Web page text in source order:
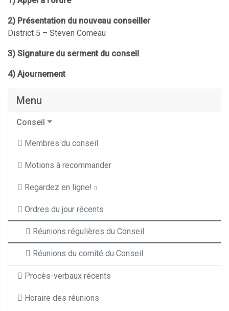
2) Présentation du nouveau conseiller
District 5 – Steven Comeau
3) Signature du serment du conseil
4) Ajournement
Menu
Conseil
Membres du conseil
Motions à recommander
Regardez en ligne!
Ordres du jour récents
Réunions régulières du Conseil
Réunions du comité du Conseil
Procès-verbaux récents
Horaire des réunions